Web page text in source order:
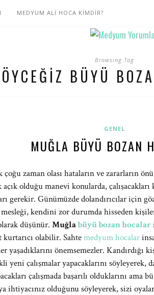
MEDYUM ALİ HOCA KİMDİR?
Browsing Tag
BÜYÜ
GENEL
MUĞLA BÜYÜ BOZAN
çoğu zaman olası hataların ve zararların
olduğu manevi konularda,
gerekir. Günümüzde dolandırıcılar için
mesleği, kendini zor durumda hisseden
düşünür. Muğlabüyü bozan hocalar
kurtarıcı olabilir. Sahtemedyum hocalar
yaşadıklarını önemsemezler. Kandırdığı
yeni çalışmalar yapacaklarını söyleyerek,
çalışmada başarılı olduklarını ama
ihtiyacınız olduğunu söyleyerek, sizi